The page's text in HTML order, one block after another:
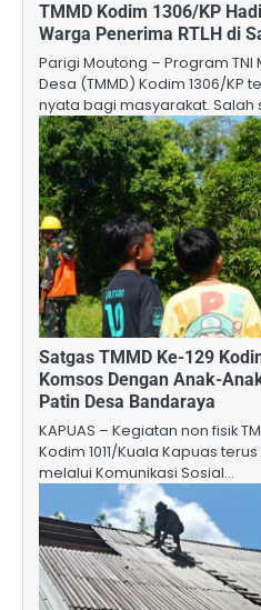
TMMD Kodim 1306/KP
Warga Penerima RTLH di
Parigi Moutong – Program
Desa (TMMD) Kodim 1306/
nyata bagi masyarakat. Salah
Satgas TMMD Ke-129
Komsos Dengan Anak-
Patin Desa Bandaraya
KAPUAS – Kegiatan non fisik
Kodim 1011/Kuala Kapuas
melalui Komunikasi Sosial…